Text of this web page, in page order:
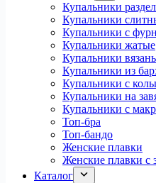
Купальники
Купальники
Купальники с
Купальники жатые
Купальники
Купальники из
Купальники с
Купальники на
Купальники с
Топ-бра
Топ-бандо
Женские плавки
Женские плавки с
Каталог